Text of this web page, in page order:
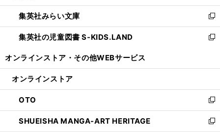
開
く
ウ
で
開
く
ン
ド
ウ
で
ウ
ィ
ン
ド
開
集英社みらい文庫
新
し
い
ン
ウ
で
開
く
集英社の児童図書 S-KIDS.LAND
新
ウ
ン
ド
ウ
で
オンラインストア・ その他WEBサービス
オンラインストア
OTO
新
し
い
SHUEISHA MANGA-ART HERITAGE
新